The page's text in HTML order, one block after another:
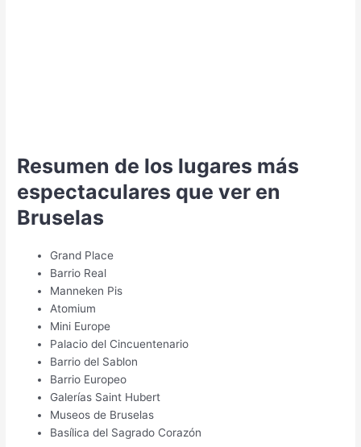
Resumen de los lugares más
espectaculares que ver en
Bruselas
Grand Place
Barrio Real
Manneken Pis
Atomium
Mini Europe
Palacio del Cincuentenario
Barrio del Sablon
Barrio Europeo
Galerías Saint Hubert
Museos de Bruselas
Basílica del Sagrado Corazón